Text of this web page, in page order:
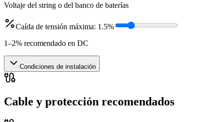
Voltaje del string o del banco de baterías
Caída de tensión máxima: 1.5%
1–2% recomendado en DC
Condiciones de instalación
Cable y protección recomendados